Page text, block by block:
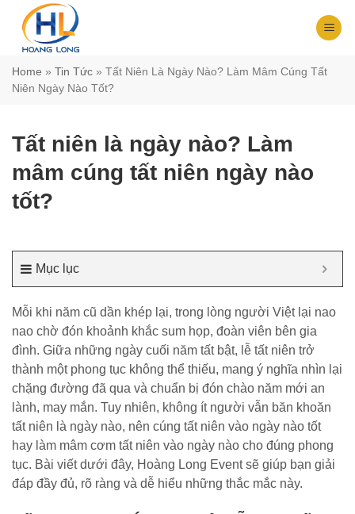
Chuyển
dungHome » Tin Tức » Tất Niên Là Ngày Nào? Làm Mâm Cúng Tất
Niên Ngày Nào Tốt?
Tất niên là ngày nào? Làm
mâm cúng tất niên ngày nào
tốt?
Mục lục
Mỗi khi năm cũ dần khép lại, trong lòng người Việt lại nao
nao chờ đón khoảnh khắc sum họp, đoàn viên bên gia
đình. Giữa những ngày cuối năm tất bật, lễ tất niên trở
thành một phong tục không thể thiếu, mang ý nghĩa nhìn lại
chặng đường đã qua và chuẩn bị đón chào năm mới an
lành, may mắn. Tuy nhiên, không ít người vẫn băn khoăn
tất niên là ngày nào, nên cúng tất niên vào ngày nào tốt
hay làm mâm cơm tất niên vào ngày nào cho đúng phong
tục. Bài viết dưới đây, Hoàng Long Event sẽ giúp bạn giải
đáp đầy đủ, rõ ràng và dễ hiểu những thắc mắc này.